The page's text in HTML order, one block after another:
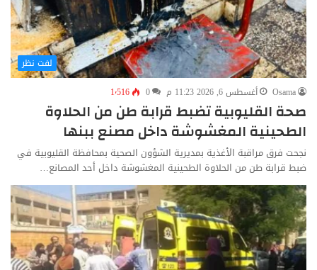
لفت نظر
Osama
أغسطس 6, 2026 11:23 م 0 1٬516
صحة القليوبية تضبط قرابة طن من الحلاوة
الطحينية المغشوشة داخل مصنع ببنها
نجحت فرق مراقبة الأغذية بمديرية الشؤون الصحية بمحافظة القليوبية في
ضبط قرابة طن من الحلاوة الطحينية المغشوشة داخل أحد المصانع…